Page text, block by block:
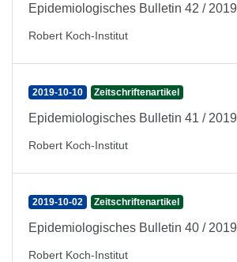
Epidemiologisches Bulletin 42 / 2019
Robert Koch-Institut
2019-10-10 Zeitschriftenartikel
Epidemiologisches Bulletin 41 / 2019
Robert Koch-Institut
2019-10-02 Zeitschriftenartikel
Epidemiologisches Bulletin 40 / 2019
Robert Koch-Institut